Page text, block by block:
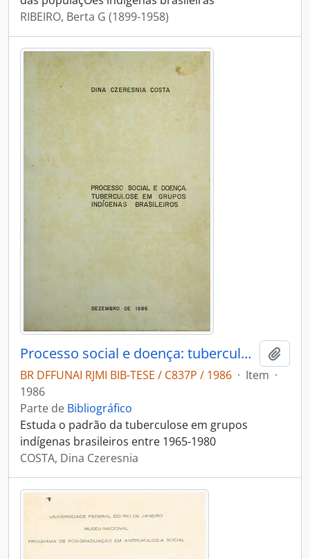
RIBEIRO, Berta G (1899-1958)
Processo social e doença: tuberculose em grupos indígenas brasileiros
BR DFFUNAI RJMI BIB-TESE / C837P / 1986 · Item ·
1986
Parte de Bibliográfico
Estuda o padrão da tuberculose em grupos
indígenas brasileiros entre 1965-1980
COSTA, Dina Czeresnia